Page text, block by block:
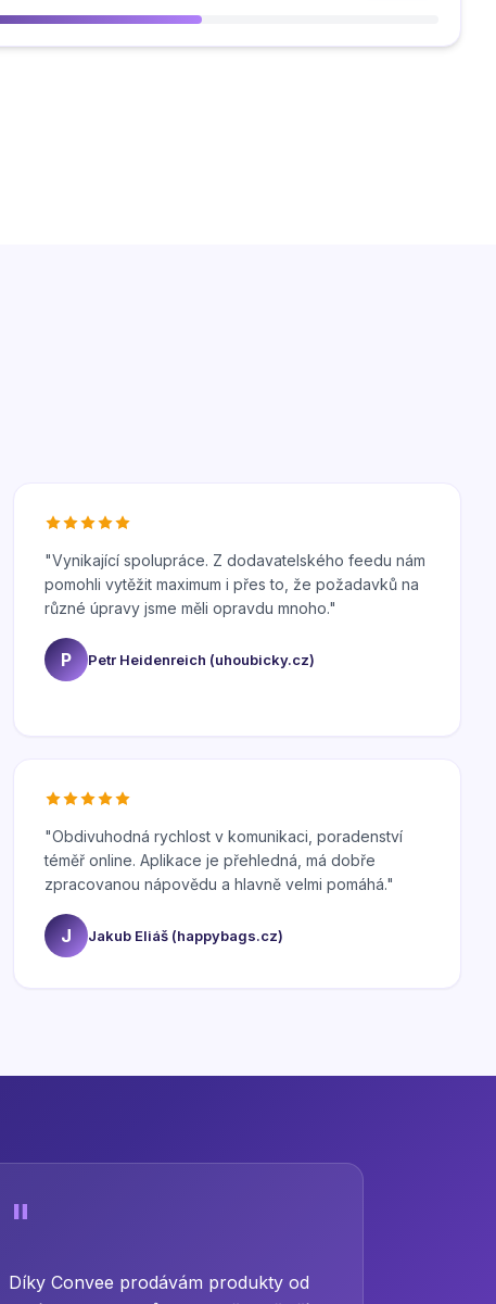
"Vynikající spolupráce. Z dodavatelského feedu nám
pomohli vytěžit maximum i přes to, že požadavků na
různé úpravy jsme měli opravdu mnoho."
P Petr Heidenreich (uhoubicky.cz)
"Obdivuhodná rychlost v komunikaci, poradenství
téměř online. Aplikace je přehledná, má dobře
zpracovanou nápovědu a hlavně velmi pomáhá."
J Jakub Eliáš (happybags.cz)
"
Díky Convee prodávám produkty od